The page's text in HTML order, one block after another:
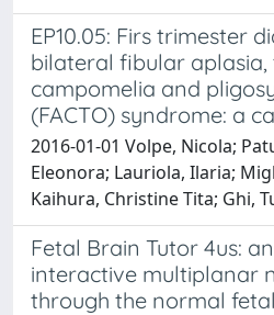
EP10.05: Firs trimester
bilateral fibular aplasia,
campomelia and
(FACTO) syndrome: a
2016-01-01 Volpe, Nicola;
Eleonora; Lauriola, Ilaria;
Kaihura, Christine Tita; Ghi,
Fetal Brain Tutor 4us:
interactive multiplanar
through the normal